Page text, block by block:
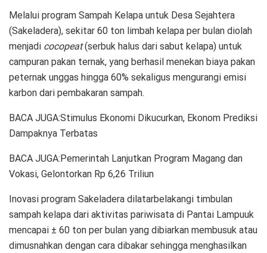
Melalui program Sampah Kelapa untuk Desa Sejahtera
(Sakeladera), sekitar 60 ton limbah kelapa per bulan diolah
menjadi cocopeat(serbuk halus dari sabut kelapa) untuk
campuran pakan ternak, yang berhasil menekan biaya pakan
peternak unggas hingga 60% sekaligus mengurangi emisi
karbon dari pembakaran sampah.
BACA JUGA:Stimulus Ekonomi Dikucurkan, Ekonom Prediksi
Dampaknya Terbatas
BACA JUGA:Pemerintah Lanjutkan Program Magang dan
Vokasi, Gelontorkan Rp 6,26 Triliun
Inovasi program Sakeladera dilatarbelakangi timbulan
sampah kelapa dari aktivitas pariwisata di Pantai Lampuuk
mencapai ± 60 ton per bulan yang dibiarkan membusuk atau
dimusnahkan dengan cara dibakar sehingga menghasilkan